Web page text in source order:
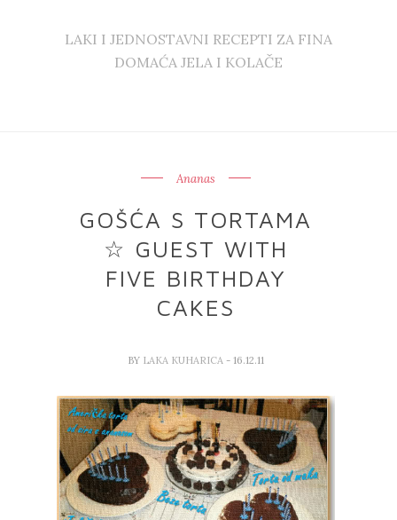
LAKI I JEDNOSTAVNI RECEPTI ZA FINA
DOMAĆA JELA I KOLAČE
Ananas
GOŠĆA S TORTAMA
☆ GUEST WITH
FIVE BIRTHDAY
CAKES
BY LAKA KUHARICA - 16.12.11